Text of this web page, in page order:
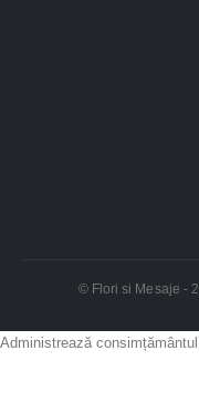
© Flori si Mesaje -
Administrează consimțământul